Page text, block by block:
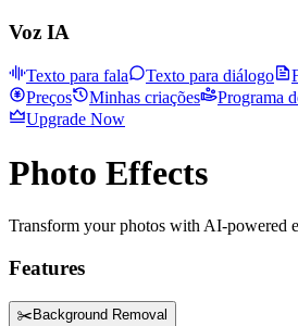
Voz IA
Texto para fala Texto para diálogo
Preços
Minhas criações Programa
Upgrade Now
Photo Effects
Transform your photos with AI-powered
Features
✂️Background Removal